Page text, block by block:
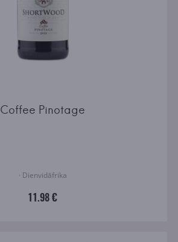
Coffee Pinotage
· Dienvidāfrika
11.98 €